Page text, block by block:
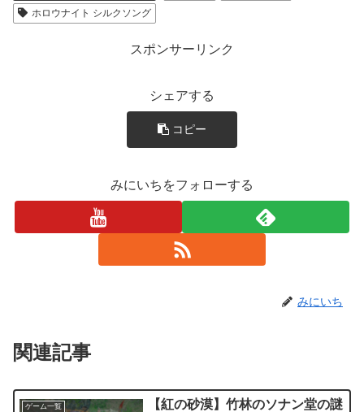
ホロウナイト シルクソング
スポンサーリンク
シェアする
コピー
みにいちをフォローする
みにいち
関連記事
ゲーム一覧
【紅の砂漠】竹林のソナン堂の謎